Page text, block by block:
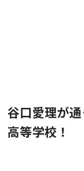
谷口愛理が
高等学校！